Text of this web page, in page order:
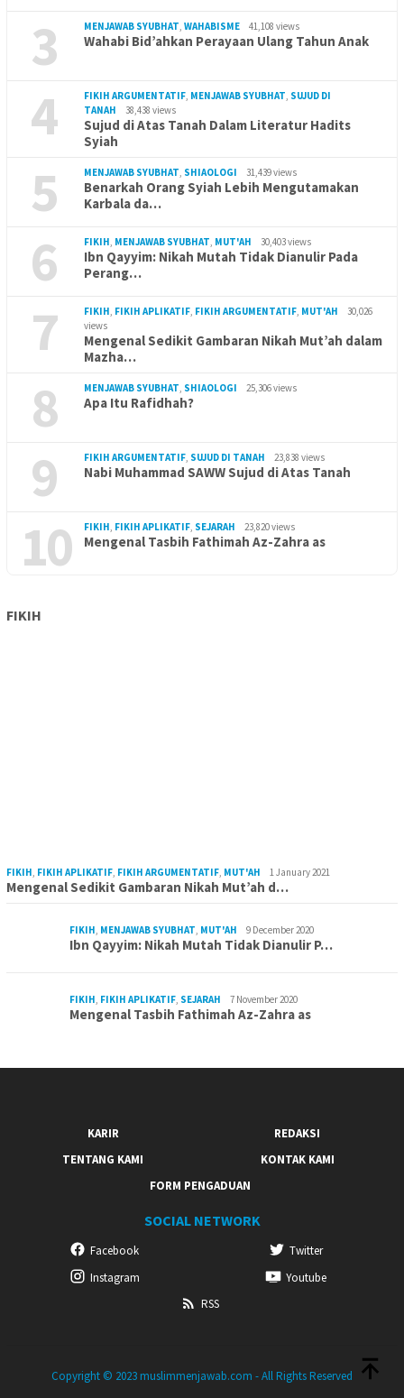
3 MENJAWAB SYUBHAT, WAHABISME 41,108 views
Wahabi Bid’ahkan Perayaan Ulang Tahun Anak
4 FIKIH ARGUMENTATIF, MENJAWAB SYUBHAT, SUJUD DI
TANAH
38,438 views
Sujud di Atas Tanah Dalam Literatur Hadits
Syiah
5 MENJAWAB SYUBHAT, SHIAOLOGI 31,439 views
Benarkah Orang Syiah Lebih Mengutamakan
Karbala da…
6 FIKIH, MENJAWAB SYUBHAT, MUT'AH 30,403 views
Ibn Qayyim: Nikah Mutah Tidak Dianulir Pada
Perang…
7 FIKIH, FIKIH APLIKATIF, FIKIH ARGUMENTATIF, MUT'AH
30,026
views
Mengenal Sedikit Gambaran Nikah Mut’ah dalam
Mazha…
8 MENJAWAB SYUBHAT, SHIAOLOGI 25,306 views
Apa Itu Rafidhah?
9 FIKIH ARGUMENTATIF, SUJUD DI TANAH 23,838 views
Nabi Muhammad SAWW Sujud di Atas Tanah
10 FIKIH, FIKIH APLIKATIF, SEJARAH 23,820 views
Mengenal Tasbih Fathimah Az-Zahra as
FIKIH
FIKIH, FIKIH APLIKATIF, FIKIH ARGUMENTATIF, MUT'AH 1 January 2021
Mengenal Sedikit Gambaran Nikah Mut’ah d…
FIKIH, MENJAWAB SYUBHAT, MUT'AH 9 December 2020
Ibn Qayyim: Nikah Mutah Tidak Dianulir P…
FIKIH, FIKIH APLIKATIF, SEJARAH 7 November 2020
Mengenal Tasbih Fathimah Az-Zahra as
KARIR
REDAKSI
TENTANG KAMI
KONTAK KAMI
FORM PENGADUAN
SOCIAL NETWORK
Facebook
Twitter
Instagram
Youtube
RSS
Copyright © 2023 muslimmenjawab.com - All Rights Reserved